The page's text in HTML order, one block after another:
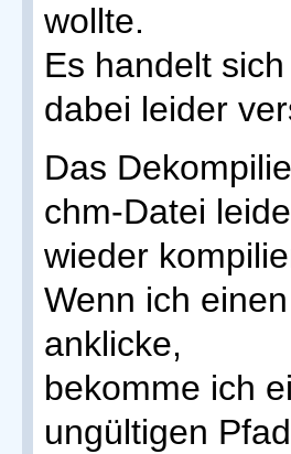
wollte.
Es handelt
dabei leider
Das
chm-Datei
wieder
Wenn ich
anklicke,
bekomme ich
ungültigen